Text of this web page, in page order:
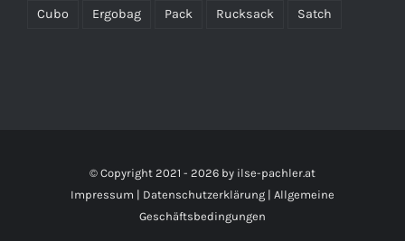
Cubo Ergobag Pack Rucksack Satch
© Copyright 2021 - 2026 by ilse-pachler.at
Impressum | Datenschutzerklärung | Allgemeine
Geschäftsbedingungen